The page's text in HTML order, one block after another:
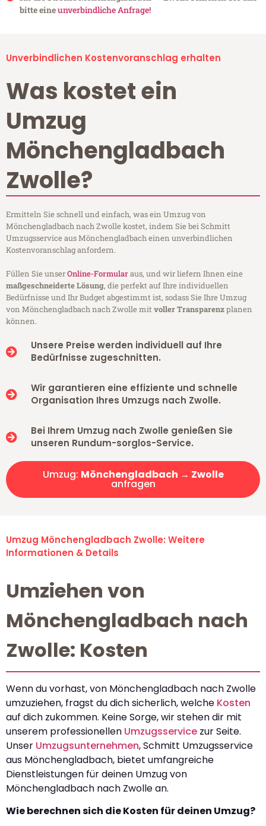
bitte eineunverbindliche Anfrage!
Unverbindlichen Kostenvoranschlag erhalten
Was kostet ein
Umzug
Mönchengladbach
Zwolle?
Ermitteln Sie schnell und einfach, was ein Umzug von
Mönchengladbach nach Zwolle kostet, indem Sie bei Schmitt
Umzugsservice aus Mönchengladbach einen unverbindlichen
Kostenvoranschlag anfordern.
Füllen Sie unserOnline-Formularaus, und wir liefern Ihnen eine
maßgeschneiderte Lösung, die perfekt auf Ihre individuellen
Bedürfnisse und Ihr Budget abgestimmt ist, sodass Sie Ihre Umzug
von Mönchengladbach nach Zwolle mitvoller Transparenzplanen
können.
Unsere Preise werden individuell auf Ihre
Bedürfnisse zugeschnitten.
Wir garantieren eine effiziente und schnelle
Organisation Ihres Umzugs nach Zwolle.
Bei Ihrem Umzug nach Zwolle genießen Sie
unseren Rundum-sorglos-Service.
Umzug: Mönchengladbach → Zwolle
anfragen
Umzug Mönchengladbach Zwolle: Weitere
Informationen & Details
Umziehen von
Mönchengladbach nach
Zwolle: Kosten
Wenn du vorhast, von Mönchengladbach nach Zwolle
umzuziehen, fragst du dich sicherlich, welche Kosten
auf dich zukommen. Keine Sorge, wir stehen dir mit
unserem professionellen Umzugsservice zur Seite.
Unser Umzugsunternehmen, Schmitt Umzugsservice
aus Mönchengladbach, bietet umfangreiche
Dienstleistungen für deinen Umzug von
Mönchengladbach nach Zwolle an.
Wie berechnen sich die Kosten für deinen Umzug?